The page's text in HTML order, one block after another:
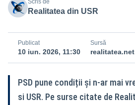
Realitatea din USR
Publicat
10 iun. 2026, 11:30
Sursă
realitatea.net
PSD pune condiții și n-ar mai
si USR. Pe surse citate de